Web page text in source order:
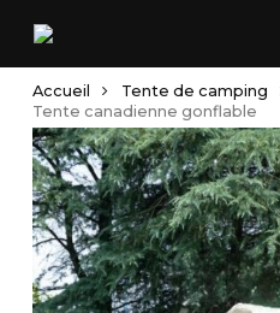
main
content
Accueil Tente de camping
Tente canadienne gonflable